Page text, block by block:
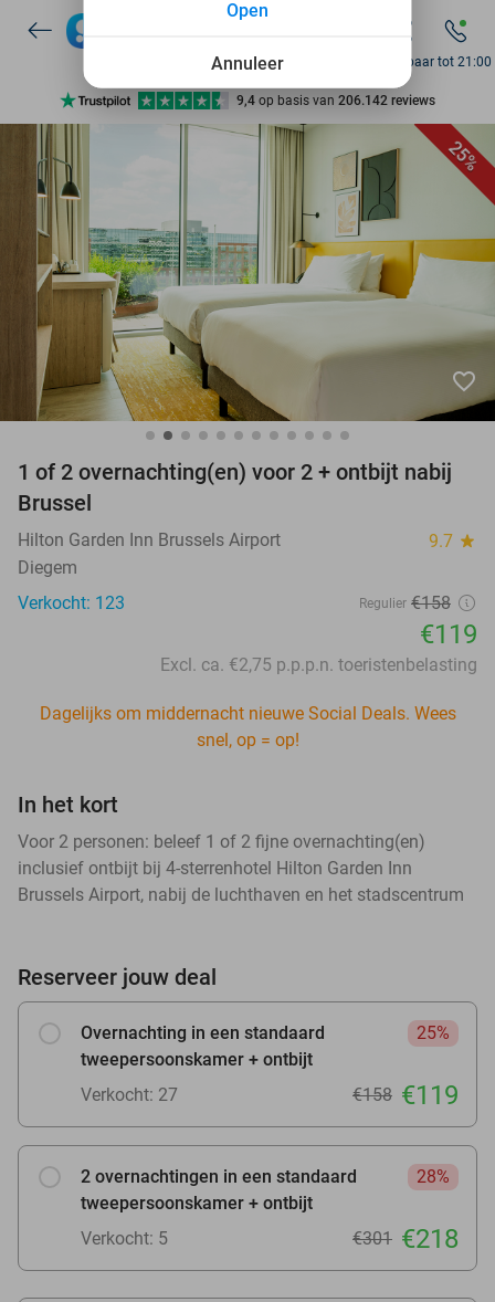
7 dagen per week beschikbaar
10+ miljoen leden
9,4 op basis van 206.142 reviews
Ontdek 15.000+ deals
7 dagen per week beschikbaar
10+ miljoen leden
Bereikbaar tot 21:00
25%
favorite_border
1 of 2 overnachting(en) voor 2 + ontbijt nabij
Brussel
Hilton Garden Inn Brussels Airport 9.7 star
Diegem
Verkocht: 123
Regulier €158
€119
Excl. ca. €2,75 p.p.p.n. toeristenbelasting
Dagelijks om middernacht nieuwe Social Deals. Wees
snel, op = op!
In het kort
Voor 2 personen: beleef 1 of 2 fijne overnachting(en)
inclusief ontbijt bij 4-sterrenhotel Hilton Garden Inn
Brussels Airport, nabij de luchthaven en het stadscentrum
Reserveer jouw deal
Overnachting in een standaard
tweepersoonskamer + ontbijt
25%
Verkocht: 27 €158 €119
2 overnachtingen in een standaard
tweepersoonskamer + ontbijt
28%
Verkocht: 5 €301 €218
Annuleer
Open